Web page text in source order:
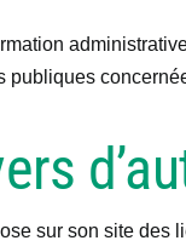
publiques
sur son site